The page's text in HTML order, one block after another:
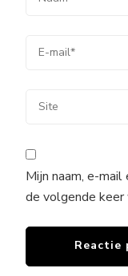
Mijn naam, e-
de volgende keer